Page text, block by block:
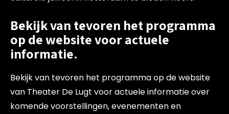
Bekijk van tevoren het programma
op de website voor actuele
informatie.
Bekijk van tevoren het programma op de website
van Theater De Lugt voor actuele informatie over
komende voorstellingen, evenementen en